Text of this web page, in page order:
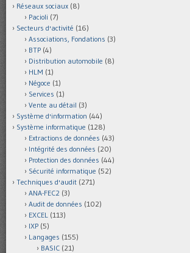
Réseaux sociaux (8)
Pacioli (7)
Secteurs d'activité (16)
Associations, Fondations (3)
BTP (4)
Distribution automobile (8)
HLM (1)
Négoce (1)
Services (1)
Vente au détail (3)
Système d'information (44)
Système informatique (128)
Extractions de données (43)
Intégrité des données (20)
Protection des données (44)
Sécurité informatique (52)
Techniques d'audit (271)
ANA-FEC2 (3)
Audit de données (102)
EXCEL (113)
IXP (5)
Langages (155)
BASIC (21)